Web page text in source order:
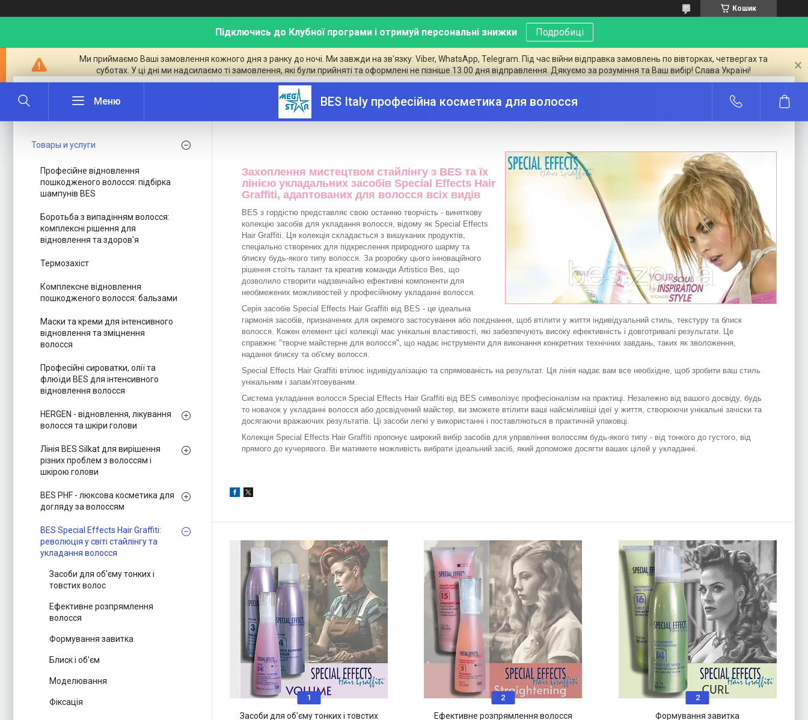
Кошик
Підключись до Клубної програми і отримуй персональні знижки Подробиці
Ми приймаємо Ваші замовлення кожного дня з ранку до ночі. Ми завжди на зв'язку: Viber, WhatsApp, Telegram. Під час війни відправка замовлень по вівторках, четвергах та
суботах. У ці дні ми надсилаємо ті замовлення, які були прийняті та оформлені не пізніше 13.00 дня відправлення. Дякуємо за розуміння та Ваш вибір! Слава Україні!
BES Italy професійна косметика для волосся
BES Special Effects Hair Graffiti: революція у світі стайлінгу та укладання волосся
Захоплення мистецтвом стайлінгу з BES та їх
лінією укладальних засобів Special Effects Hair
Graffiti, адаптованих для волосся всіх видів
BES з гордістю представляє свою останню творчість - виняткову
колекцію засобів для укладання волосся, відому як Special Effects
Hair Graffiti. Ця колекція складається з вишуканих продуктів,
спеціально створених для підкреслення природного шарму та
блиску будь-якого типу волосся. За розробку цього інноваційного
рішення стоїть талант та креатив команди Artistico Bes, що
дозволило створити надзвичайно ефективні компоненти для
необмежених можливостей у професійному укладанні волосся.
Серія засобів Special Effects Hair Graffiti від BES - це ідеальна
гармонія засобів, призначених для окремого застосування або поєднання, щоб втілити у життя індивідуальний стиль, текстуру та блиск
волосся. Кожен елемент цієї колекції має унікальні властивості, які забезпечують високу ефективність і довготривалі результати. Це
справжнє "творче майстерне для волосся", що надає інструменти для виконання конкретних технічних завдань, таких як зволоження,
надання блиску та об'єму волосся.
Special Effects Hair Graffiti втілює індивідуалізацію та спрямованість на результат. Ця лінія надає вам все необхідне, щоб зробити ваш стиль
унікальним і запам'ятовуваним.
Система укладання волосся Special Effects Hair Graffiti від BES символізує професіоналізм на практиці. Незалежно від вашого досвіду, будь
то новачок у укладанні волосся або досвідчений майстер, ви зможете втілити ваші найсміливіші ідеї у життя, створюючи унікальні зачіски та
досягаючи вражаючих результатів. Ці засоби легкі у використанні і поставляються в практичній упаковці.
Колекція Special Effects Hair Graffiti пропонує широкий вибір засобів для управління волоссям будь-якого типу - від тонкого до густого, від
прямого до кучерявого. Ви матимете можливість вибрати ідеальний засіб, який допоможе досягти ваших цілей у укладанні.
Засоби для об'єму тонких і товстих
1
Ефективне розпрямлення волосся
2
Формування завитка
2
Товары и услуги
Професійне відновлення
пошкодженого волосся: підбірка
шампунів BES
Боротьба з випадінням волосся:
комплексні рішення для
відновлення та здоров'я
Термозахіст
Комплексне відновлення
пошкодженого волосся: бальзами
Маски та креми для інтенсивного
відновлення та зміцнення
волосся
Професійні сироватки, олії та
флюїди BES для інтенсивного
відновлення волосся
HERGEN - відновлення, лікування
волосся та шкіри голови
Лінія BES Silkat для вирішення
різних проблем з волоссям і
шкірою голови
BES PHF - люксова косметика для
догляду за волоссям
BES Special Effects Hair Graffiti:
революція у світі стайлінгу та
укладання волосся
Засоби для об'єму тонких і
товстих волос
Ефективне розпрямлення
волосся
Формування завитка
Блиск і об'єм
Моделювання
Фіксація